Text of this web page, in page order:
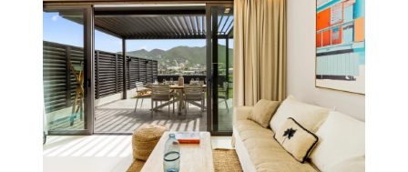
le nécessaire pour vos besoins culinaires — plaques
de cuisson, four, lave-vaisselle, micro-ondes, et plus
encore.
Espace de Vie & Accès Extérieur :
Un espace de vie chaleureux, idéal pour se détendre ou
passer des moments de qualité. Sortez dans votre jardin